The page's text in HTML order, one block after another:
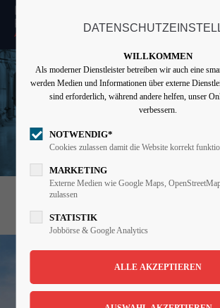
Benutzername
Passwort
Angemeldet bleiben
Anmelden
RADSPORTZENTRUM
WILLKOMMEN
Als moderner Dienstleister betreiben wir auch eine
werden Medien und Informationen über externe
sind erforderlich, während andere helfen, unser
verbessern.
NOTWENDIG*
Cookies zulassen damit die Website korrekt
MARKETING
Externe Medien wie Google Maps,
zulassen
STATISTIK
Jobbörse & Google Analytics